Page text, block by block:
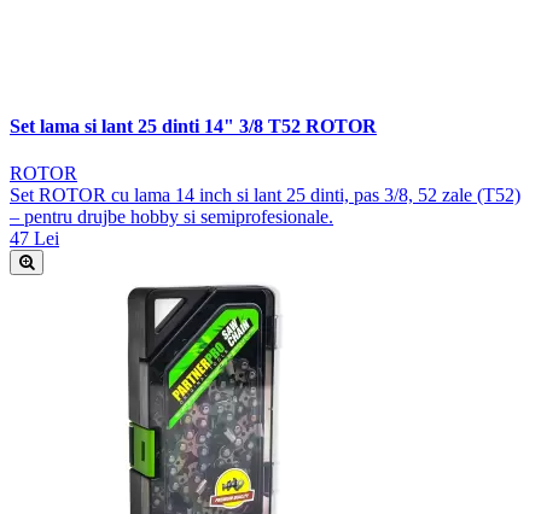
Set lama si lant 25 dinti 14" 3/8 T52 ROTOR
ROTOR
Set ROTOR cu lama 14 inch si lant 25 dinti, pas 3/8, 52 zale (T52)
– pentru drujbe hobby si semiprofesionale.
47 Lei